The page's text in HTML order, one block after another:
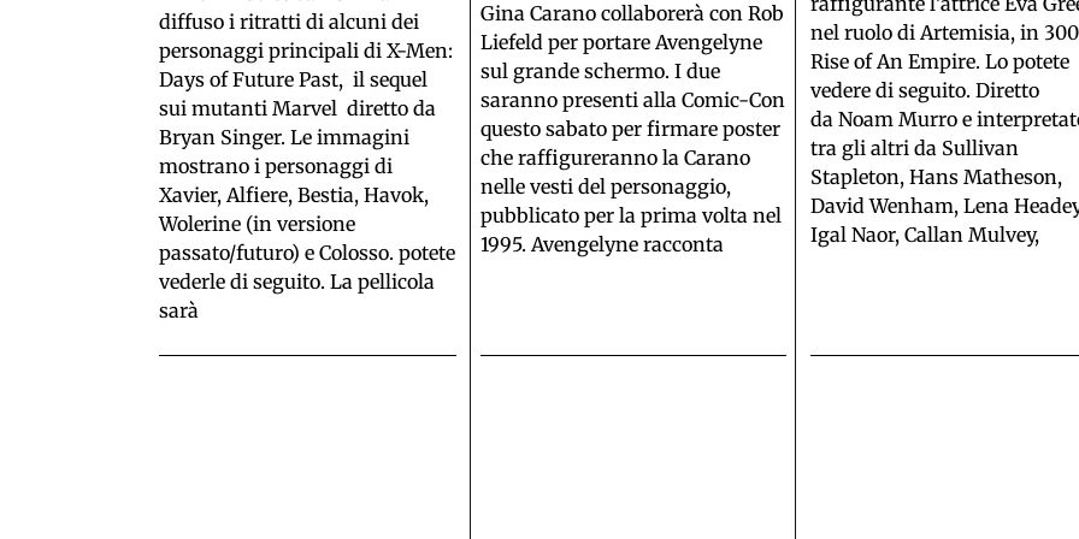
diffuso i ritratti di alcuni dei
personaggi principali di X-Men:
Days of Future Past, il sequel
sui mutanti Marvel diretto da
Bryan Singer. Le immagini
mostrano i personaggi di
Xavier, Alfiere, Bestia, Havok,
Wolerine (in versione
passato/futuro) e Colosso. potete
vederle di seguito. La pellicola
sarà
Gina Carano collaborerà con Rob
Liefeld per portare Avengelyne
sul grande schermo. I due
saranno presenti alla Comic-Con
questo sabato per firmare poster
che raffigureranno la Carano
nelle vesti del personaggio,
pubblicato per la prima volta nel
1995. Avengelyne racconta
nel ruolo di Artemisia, in
Rise of An Empire. Lo potete
vedere di seguito. Diretto
da Noam Murro e
tra gli altri da Sullivan
Stapleton, Hans Matheson,
David Wenham, Lena
Igal Naor, Callan Mulvey,